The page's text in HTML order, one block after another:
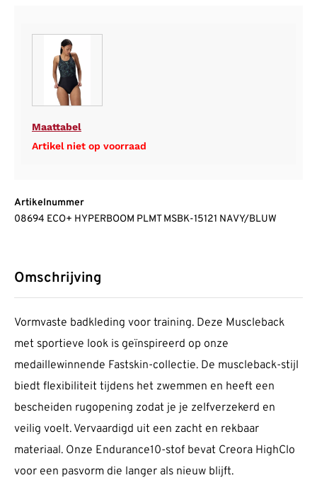
Maattabel
Artikel niet op voorraad
Artikelnummer
08694 ECO+ HYPERBOOM PLMT MSBK-15121 NAVY/BLUW
Omschrijving
Vormvaste badkleding voor training. Deze Muscleback
met sportieve look is geïnspireerd op onze
medaillewinnende Fastskin-collectie. De muscleback-stijl
biedt flexibiliteit tijdens het zwemmen en heeft een
bescheiden rugopening zodat je je zelfverzekerd en
veilig voelt. Vervaardigd uit een zacht en rekbaar
materiaal. Onze Endurance10-stof bevat Creora HighClo
voor een pasvorm die langer als nieuw blijft.